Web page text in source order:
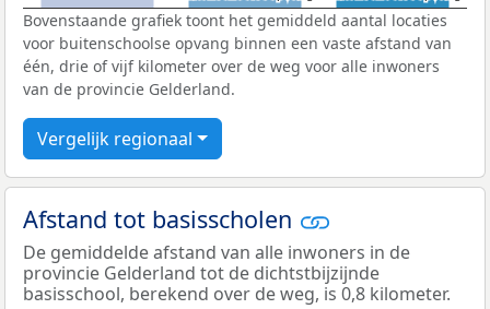
Bovenstaande grafiek toont het gemiddeld aantal locaties
voor buitenschoolse opvang binnen een vaste afstand van
één, drie of vijf kilometer over de weg voor alle inwoners
van de provincie Gelderland.
Vergelijk regionaal
Afstand tot basisscholen
De gemiddelde afstand van alle inwoners in de
provincie Gelderland tot de dichtstbijzijnde
basisschool, berekend over de weg, is 0,8 kilometer.